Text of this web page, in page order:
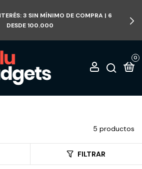
3 SIN MÍNIMO DE COMPRA | 6
DESDE 100.000
0
5 productos
FILTRAR